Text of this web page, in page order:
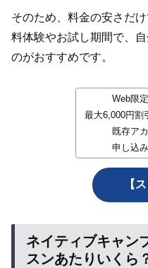
そのため、料金の安さだ
料体験やお試し期間で、
のがおすすめです。
Web限
最大6,000円割
既存ア
申し込
【
ネイティブキャン
スンあたりいくら